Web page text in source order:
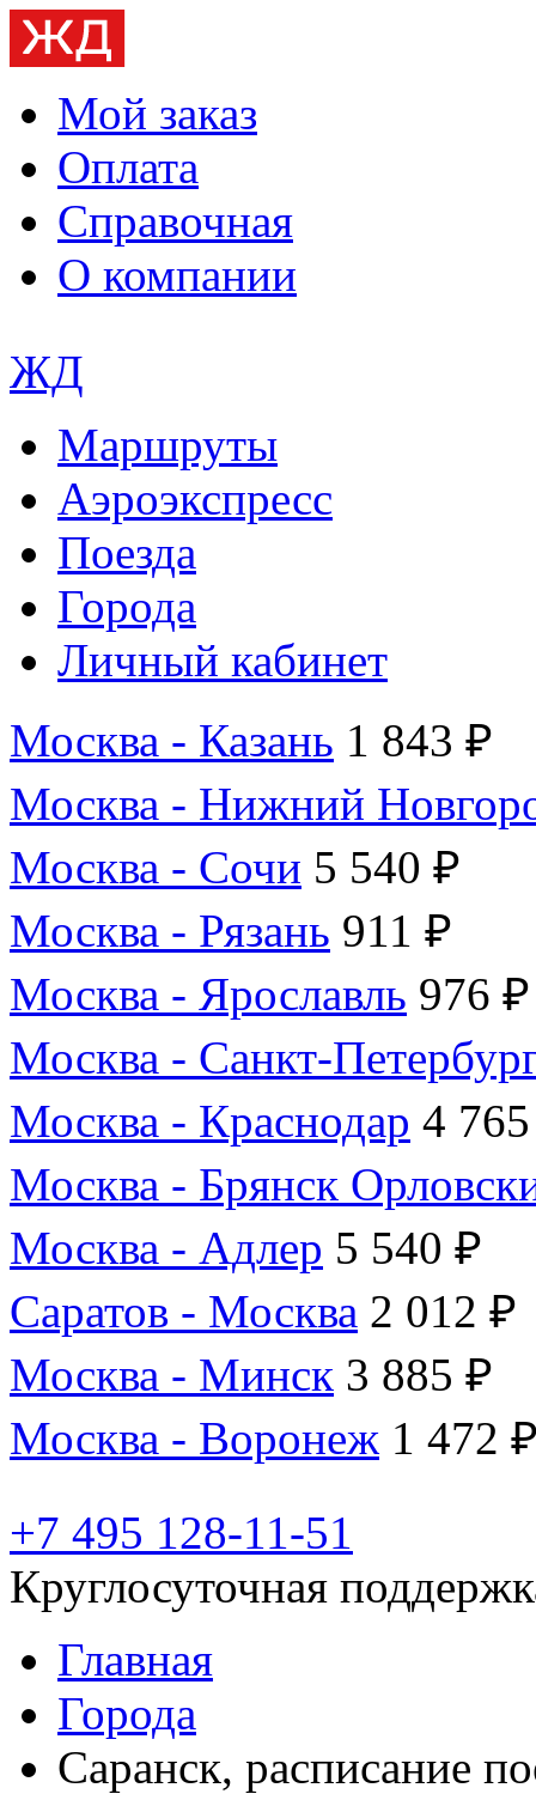
Мой заказ
Оплата
Справочная
О компании
ЖД
Маршруты
Аэроэкспресс
Поезда
Города
Личный кабинет
Москва - Казань 1 843 ₽
Москва - Нижний
Москва - Сочи 5 540 ₽
Москва - Рязань 911 ₽
Москва - Ярославль 976 ₽
Москва - Санкт-
Москва - Краснодар 4
Москва - Брянск
Москва - Адлер 5 540 ₽
Саратов - Москва 2 012 ₽
Москва - Минск 3 885 ₽
Москва - Воронеж 1 472
+7 495 128-11-51
Круглосуточная
Главная
Города
Саранск, расписание